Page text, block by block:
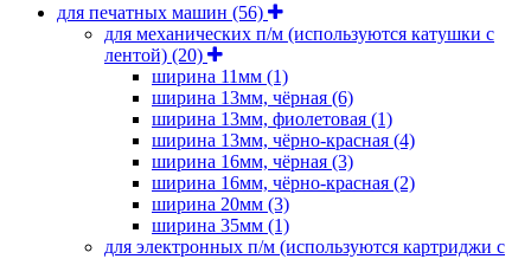
для печатных машин (56)
для механических п/м (используются катушки с
лентой) (20)
ширина 11мм (1)
ширина 13мм, чёрная (6)
ширина 13мм, фиолетовая (1)
ширина 13мм, чёрно-красная (4)
ширина 16мм, чёрная (3)
ширина 16мм, чёрно-красная (2)
ширина 20мм (3)
ширина 35мм (1)
для электронных п/м (используются картриджи с